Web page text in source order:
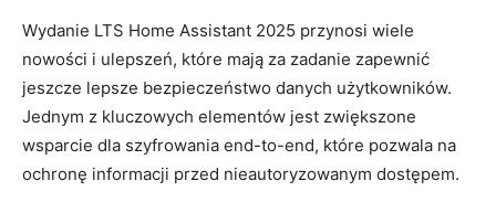
Wydanie LTS Home Assistant 2025 przynosi wiele
nowości i ulepszeń, które mają za zadanie‍ zapewnić
jeszcze lepsze bezpieczeństwo danych ⁣użytkowników.
Jednym z kluczowych ‍elementów jest zwiększone
wsparcie ⁣dla szyfrowania end-to-end, które pozwala na
ochronę informacji przed nieautoryzowanym dostępem.